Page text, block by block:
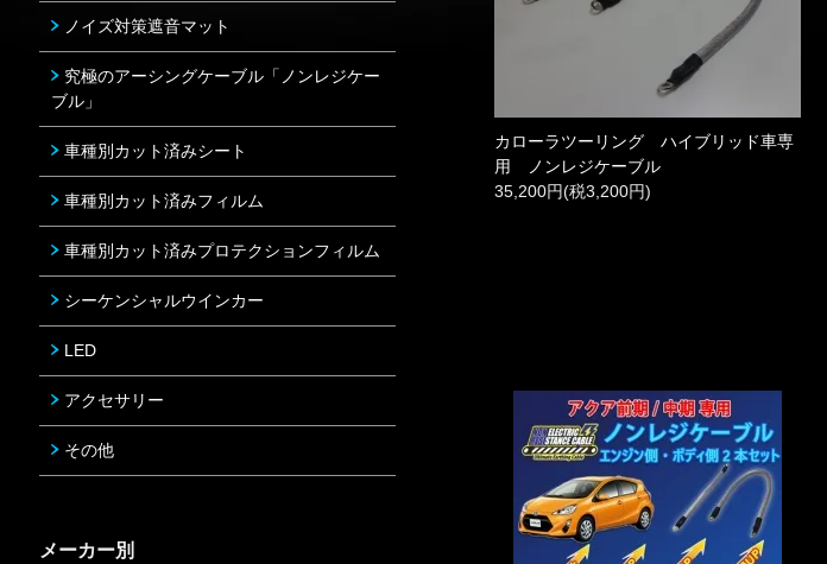
カローラツーリング ハイブリッド車専
用 ノンレジケーブル
35,200円(税3,200円)
ノイズ対策遮音マット
究極のアーシングケーブル「ノンレジケー
ブル」
車種別カット済みシート
車種別カット済みフィルム
車種別カット済みプロテクションフィルム
シーケンシャルウインカー
LED
アクセサリー
その他
メーカー別